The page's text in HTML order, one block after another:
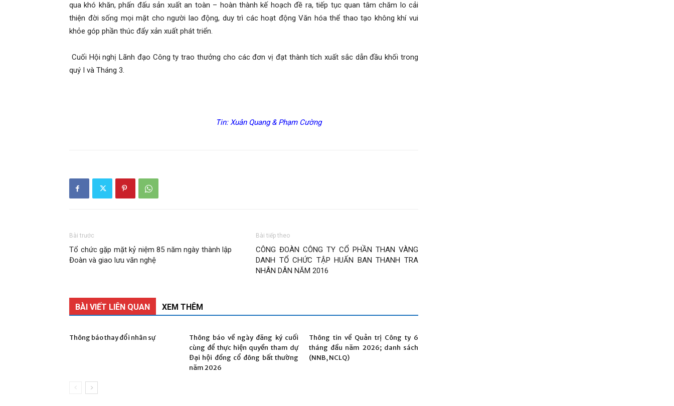
qua khó khăn, phấn đấu sản xuất an toàn – hoàn thành kế hoạch đề ra, tiếp tục quan tâm chăm lo cải
thiện đời sống mọi mặt cho người lao động, duy trì các hoạt động Văn hóa thể thao tạo không khí vui
khỏe góp phần thúc đẩy xản xuất phát triển.
Cuối Hội nghị Lãnh đạo Công ty trao thưởng cho các đơn vị đạt thành tích xuất sắc dẫn đầu khối trong
quý I và Tháng 3.
Tin: Xuân Quang & Phạm Cường
Bài trước
Tổ chức gặp mặt kỷ niệm 85 năm ngày thành lập
Đoàn và giao lưu văn nghệ
Bài tiếp theo
CÔNG ĐOÀN CÔNG TY CỔ PHẦN THAN VÀNG
DANH TỔ CHỨC TẬP HUẤN BAN THANH TRA
NHÂN DÂN NĂM 2016
BÀI VIẾT LIÊN QUAN XEM THÊM
Thông báo thay đổi nhân sự
Thông báo về ngày đăng ký cuối
cùng để thực hiện quyền tham dự
Đại hội đồng cổ đông bất thường
năm 2026
Thông tin về Quản trị Công ty 6
tháng đầu năm 2026; danh sách
(NNB, NCLQ)